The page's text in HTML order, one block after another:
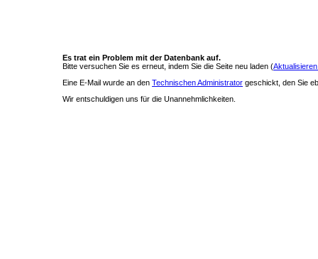
Es trat ein Problem mit der Datenbank auf.
Bitte versuchen Sie es erneut, indem Sie die Seite neu laden (
Eine E-Mail wurde an den Technischen Administrator geschickt, den Sie
Wir entschuldigen uns für die Unannehmlichkeiten.